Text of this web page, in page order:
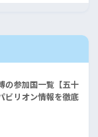
の参加国一覧【五十
ビリオン情報を徹底